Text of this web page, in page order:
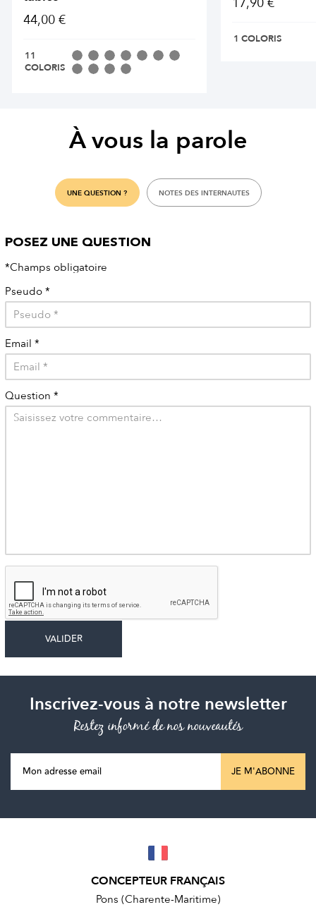
44,00 €
11
COLORIS
1 COLORIS
À vous la parole
UNE QUESTION ? NOTES DES INTERNAUTES
POSEZ UNE QUESTION
*Champs obligatoire
Pseudo *
Email *
Question *
Inscrivez-vous à notre newsletter
Restez informé de nos nouveautés
JE M'ABONNE
CONCEPTEUR FRANÇAIS
Pons (Charente-Maritime)